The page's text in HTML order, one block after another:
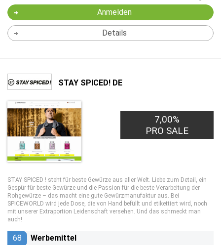
Anmelden
Details
STAY SPICED! DE
7,00%
PRO SALE
STAY SPICED ! steht für beste Gewürze aus aller Welt. Liebe zum Detail, ein
Gespür für beste Gewürze und die Passion für die beste Verarbeitung der
Rohgewürze – das macht eine gute Gewürzmanufaktur aus. Bei
SPICEWORLD wird jede Dose, die von Hand befüllt und etikettiert wird, noch
mit unserer Extraportion Leidenschaft versehen. Und das schmeckt man
auch!
68 Werbemittel